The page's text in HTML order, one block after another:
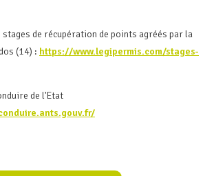
de récupération de points agréés par la
(14) : https://www.legipermis.com/stages-
de l'Etat